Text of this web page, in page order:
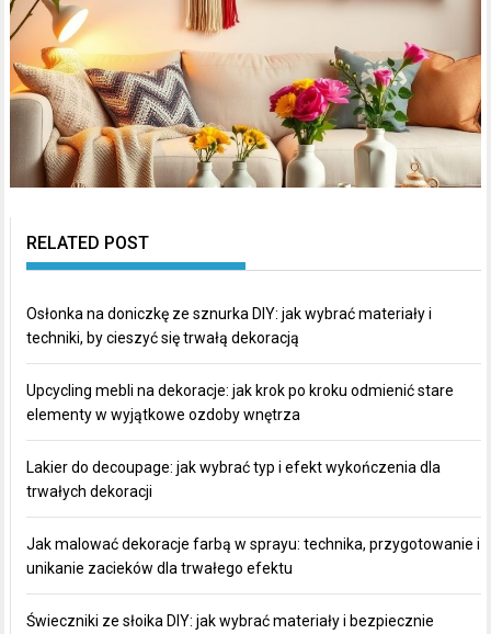
RELATED POST
Osłonka na doniczkę ze sznurka DIY: jak wybrać materiały i
techniki, by cieszyć się trwałą dekoracją
Upcycling mebli na dekoracje: jak krok po kroku odmienić stare
elementy w wyjątkowe ozdoby wnętrza
Lakier do decoupage: jak wybrać typ i efekt wykończenia dla
trwałych dekoracji
Jak malować dekoracje farbą w sprayu: technika, przygotowanie i
unikanie zacieków dla trwałego efektu
Świeczniki ze słoika DIY: jak wybrać materiały i bezpiecznie